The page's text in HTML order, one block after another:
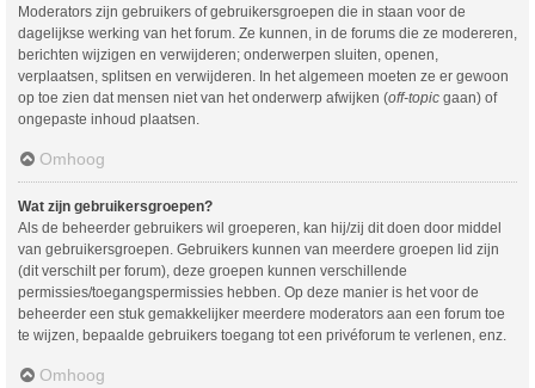
Moderators zijn gebruikers of gebruikersgroepen die in staan voor de
dagelijkse werking van het forum. Ze kunnen, in de forums die ze modereren,
berichten wijzigen en verwijderen; onderwerpen sluiten, openen,
verplaatsen, splitsen en verwijderen. In het algemeen moeten ze er gewoon
op toe zien dat mensen niet van het onderwerp afwijken (off-topic gaan) of
ongepaste inhoud plaatsen.
Omhoog
Wat zijn gebruikersgroepen?
Als de beheerder gebruikers wil groeperen, kan hij/zij dit doen door middel
van gebruikersgroepen. Gebruikers kunnen van meerdere groepen lid zijn
(dit verschilt per forum), deze groepen kunnen verschillende
permissies/toegangspermissies hebben. Op deze manier is het voor de
beheerder een stuk gemakkelijker meerdere moderators aan een forum toe
te wijzen, bepaalde gebruikers toegang tot een privéforum te verlenen, enz.
Omhoog